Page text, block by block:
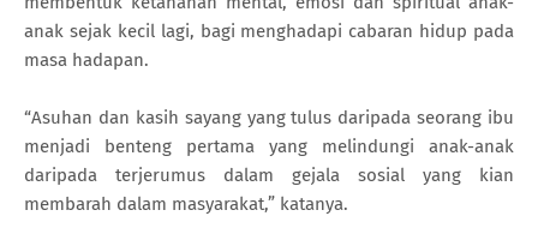
anak sejak kecil lagi, bagi menghadapi cabaran hidup pada
masa hadapan.
“Asuhan dan kasih sayang yang tulus daripada seorang ibu
menjadi benteng pertama yang melindungi anak-anak
daripada terjerumus dalam gejala sosial yang kian
membarah dalam masyarakat,” katanya.